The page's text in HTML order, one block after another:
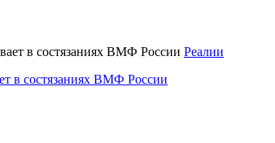
Реалии
в состязаниях ВМФ России